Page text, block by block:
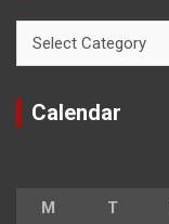
Calendar
M T